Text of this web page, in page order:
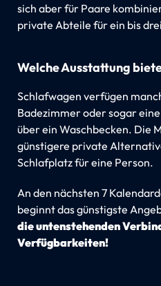
sich aber für Paare
private Abteile für ein bis
Welche Ausstattung
Schlafwagen verfügen
Badezimmer oder sogar
über ein Waschbecken. Die
günstigere private
Schlafplatz für eine Person.
An den nächsten 7
beginnt das günstigste
die untenstehenden
Verfügbarkeiten!